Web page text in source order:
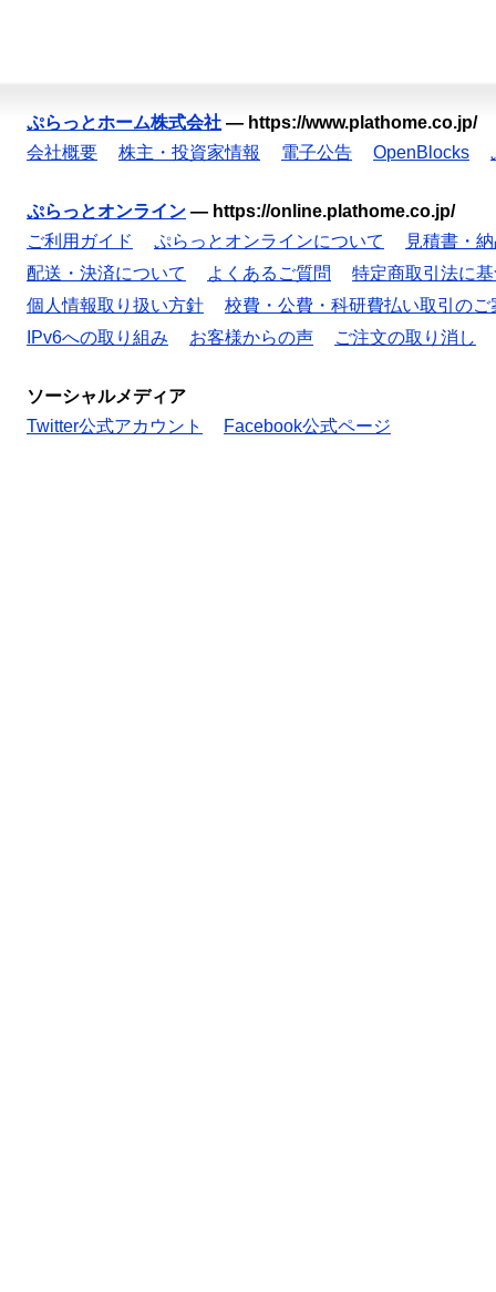
ぷらっとホーム株式会社 — https://www.plathome.co.jp/
会社概要
株主・投資家情報 電子公告 OpenBlocks
ぷらっとオンライン — https://online.plathome.co.jp/
ご利用ガイド
ぷらっとオンラインについて
見積書・
配送・決済について
よくあるご質問
特定商取引法に
個人情報取り扱い方針
校費・公費・科研費払い取引のご
IPv6への取り組み
お客様からの声 ご注文の取り消し
ソーシャルメディア
Twitter公式アカウント
Facebook公式ページ